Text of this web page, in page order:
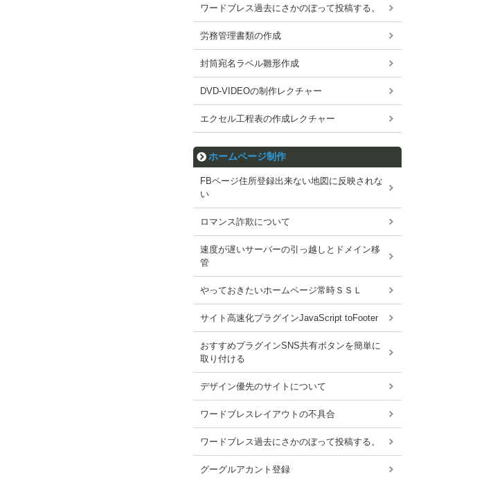
ワードブレス過去にさかのぼって投稿する。
労務管理書類の作成
封筒宛名ラベル雛形作成
DVD-VIDEOの制作レクチャー
エクセル工程表の作成レクチャー
ホームページ制作
FBページ住所登録出来ない地図に反映されな
い
ロマンス詐欺について
速度が遅いサーバーの引っ越しとドメイン移
管
やっておきたいホームページ常時ＳＳＬ
サイト高速化プラグインJavaScript toFooter
おすすめプラグインSNS共有ボタンを簡単に
取り付ける
デザイン優先のサイトについて
ワードブレスレイアウトの不具合
ワードブレス過去にさかのぼって投稿する。
グーグルアカント登録